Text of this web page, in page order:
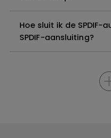
Hoe sluit ik de SPDIF-
SPDIF-aansluiting?